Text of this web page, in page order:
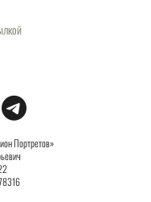
Портретов»